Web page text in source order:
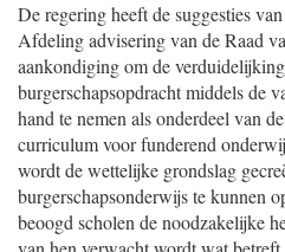
De regering heeft de suggesties
Afdeling advisering van de Raad
aankondiging om de
burgerschapsopdracht middels de
hand te nemen als onderdeel van
curriculum voor funderend
wordt de wettelijke grondslag
burgerschapsonderwijs te kunnen
beoogd scholen de noodzakelijke